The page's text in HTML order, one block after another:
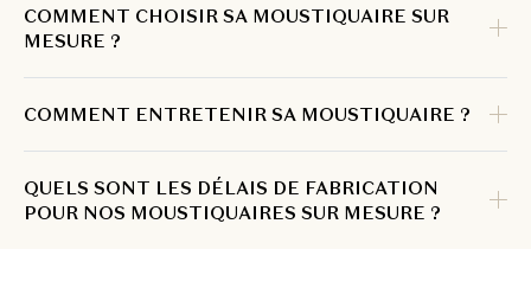
COMMENT CHOISIR SA MOUSTIQUAIRE SUR
MESURE ?
COMMENT ENTRETENIR SA MOUSTIQUAIRE ?
QUELS SONT LES DÉLAIS DE FABRICATION
POUR NOS MOUSTIQUAIRES SUR MESURE ?